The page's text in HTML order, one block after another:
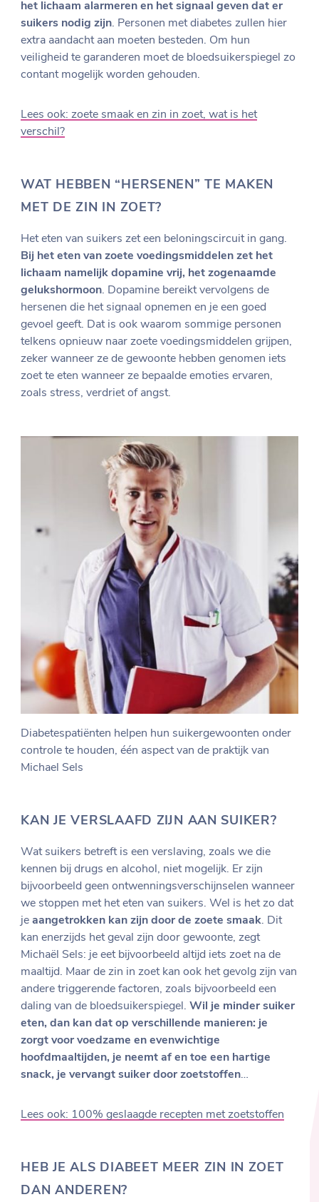
het lichaam alarmeren en het signaal geven dat er
suikers nodig zijn. Personen met diabetes zullen hier
extra aandacht aan moeten besteden. Om hun
veiligheid te garanderen moet de bloedsuikerspiegel zo
contant mogelijk worden gehouden.
Lees ook: zoete smaak en zin in zoet, wat is het
verschil?
WAT HEBBEN “HERSENEN” TE MAKEN
MET DE ZIN IN ZOET?
Het eten van suikers zet een beloningscircuit in gang.
Bij het eten van zoete voedingsmiddelen zet het
lichaam namelijk dopamine vrij, het zogenaamde
gelukshormoon. Dopamine bereikt vervolgens de
hersenen die het signaal opnemen en je een goed
gevoel geeft. Dat is ook waarom sommige personen
telkens opnieuw naar zoete voedingsmiddelen grijpen,
zeker wanneer ze de gewoonte hebben genomen iets
zoet te eten wanneer ze bepaalde emoties ervaren,
zoals stress, verdriet of angst.
Diabetespatiënten helpen hun suikergewoonten onder
controle te houden, één aspect van de praktijk van
Michael Sels
KAN JE VERSLAAFD ZIJN AAN SUIKER?
Wat suikers betreft is een verslaving, zoals we die
kennen bij drugs en alcohol, niet mogelijk. Er zijn
bijvoorbeeld geen ontwenningsverschijnselen wanneer
we stoppen met het eten van suikers. Wel is het zo dat
jeaangetrokken kan zijn door de zoete smaak. Dit
kan enerzijds het geval zijn door gewoonte, zegt
Michaël Sels: je eet bijvoorbeeld altijd iets zoet na de
maaltijd. Maar de zin in zoet kan ook het gevolg zijn van
andere triggerende factoren, zoals bijvoorbeeld een
daling van de bloedsuikerspiegel. Wil je minder suiker
eten, dan kan dat op verschillende manieren: je
zorgt voor voedzame en evenwichtige
hoofdmaaltijden, je neemt af en toe een hartige
snack, je vervangt suiker door zoetstoffen…
Lees ook: 100% geslaagde recepten met zoetstoffen
HEB JE ALS DIABEET MEER ZIN IN ZOET
DAN ANDEREN?